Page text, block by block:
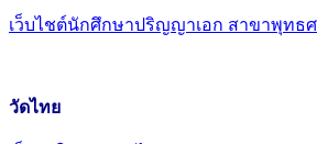
เว็บไชต์นักศึกษาปริญญาเอก สาขาพุทธ
วัดไทย